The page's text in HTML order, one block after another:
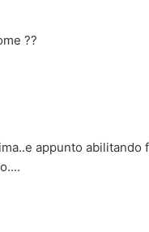
??
appunto abilitando